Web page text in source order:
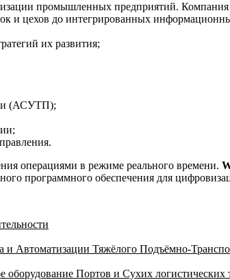
промышленных предприятий.
и цехов до интегрированных
их развития;
(АСУТП);
операциями в режиме реального времени.
программного обеспечения для
Автоматизации Тяжёлого Подъёмно-
Портов и Сухих логистических